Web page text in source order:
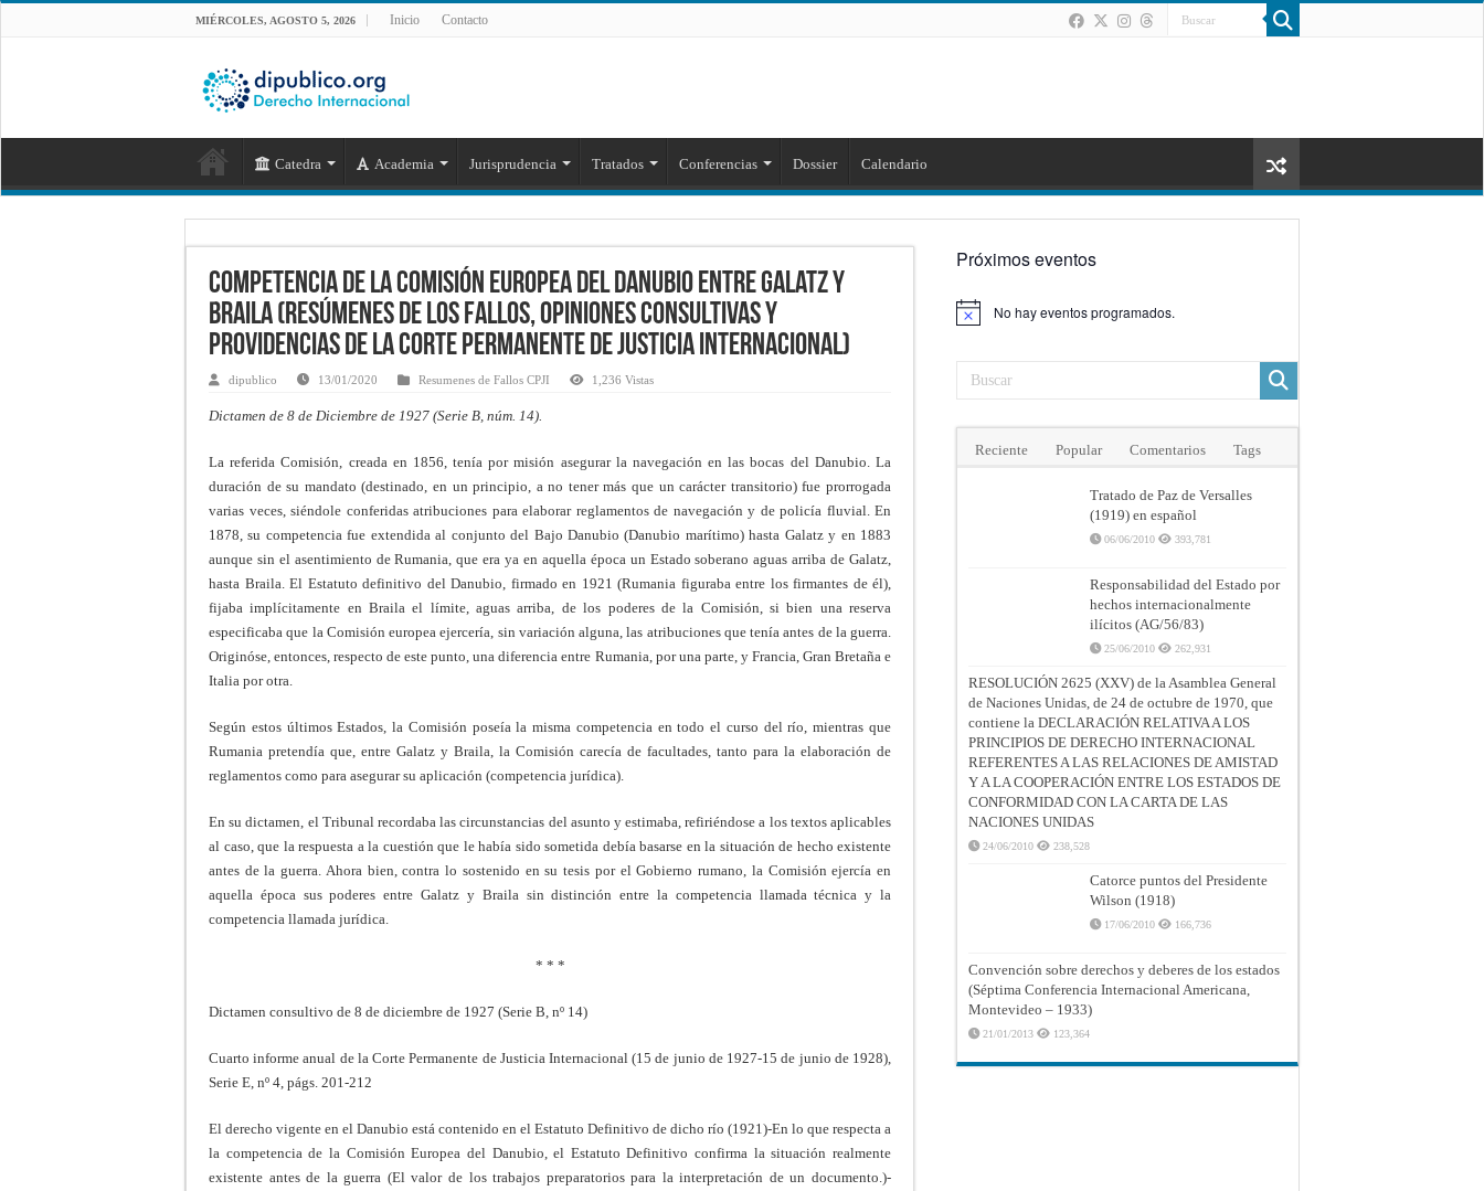
MIÉRCOLES, AGOSTO 5, 2026 Inicio Contacto
Catedra Academia Jurisprudencia Tratados Conferencias Dossier Calendario
Competencia de la Comisión europea del Danubio entre Galatz y
Braila (Resúmenes de los fallos, opiniones consultivas y
providencias de la Corte Permanente de Justicia Internacional)
dipublico 13/01/2020 Resumenes de Fallos CPJI 1,236 Vistas
Dictamen de 8 de Diciembre de 1927 (Serie B, núm. 14).
La referida Comisión, creada en 1856, tenía por misión asegurar la navegación en las bocas del Danubio. La
duración de su mandato (destinado, en un principio, a no tener más que un carácter transitorio) fue prorrogada
varias veces, siéndole conferidas atribuciones para elaborar reglamentos de navegación y de policía fluvial. En
1878, su competencia fue extendida al conjunto del Bajo Danubio (Danubio marítimo) hasta Galatz y en 1883
aunque sin el asentimiento de Rumania, que era ya en aquella época un Estado soberano aguas arriba de Galatz,
hasta Braila. El Estatuto definitivo del Danubio, firmado en 1921 (Rumania figuraba entre los firmantes de él),
fijaba implícitamente en Braila el límite, aguas arriba, de los poderes de la Comisión, si bien una reserva
especificaba que la Comisión europea ejercería, sin variación alguna, las atribuciones que tenía antes de la guerra.
Originóse, entonces, respecto de este punto, una diferencia entre Rumania, por una parte, y Francia, Gran Bretaña e
Italia por otra.
Según estos últimos Estados, la Comisión poseía la misma competencia en todo el curso del río, mientras que
Rumania pretendía que, entre Galatz y Braila, la Comisión carecía de facultades, tanto para la elaboración de
reglamentos como para asegurar su aplicación (competencia jurídica).
En su dictamen, el Tribunal recordaba las circunstancias del asunto y estimaba, refiriéndose a los textos aplicables
al caso, que la respuesta a la cuestión que le había sido sometida debía basarse en la situación de hecho existente
antes de la guerra. Ahora bien, contra lo sostenido en su tesis por el Gobierno rumano, la Comisión ejercía en
aquella época sus poderes entre Galatz y Braila sin distinción entre la competencia llamada técnica y la
competencia llamada jurídica.
* * *
Dictamen consultivo de 8 de diciembre de 1927 (Serie B, nº 14)
Cuarto informe anual de la Corte Permanente de Justicia Internacional (15 de junio de 1927-15 de junio de 1928),
Serie E, nº 4, págs. 201-212
El derecho vigente en el Danubio está contenido en el Estatuto Definitivo de dicho río (1921)-En lo que respecta a
la competencia de la Comisión Europea del Danubio, el Estatuto Definitivo confirma la situación realmente
existente antes de la guerra (El valor de los trabajos preparatorios para la interpretación de un documento.)-
Próximos eventos
Aviso No hay eventos programados.
Reciente Popular Comentarios Tags
Tratado de Paz de Versalles
(1919) en español
06/06/2010 393,781
Responsabilidad del Estado por
hechos internacionalmente
ilícitos (AG/56/83)
25/06/2010 262,931
RESOLUCIÓN 2625 (XXV) de la Asamblea General
de Naciones Unidas, de 24 de octubre de 1970, que
contiene la DECLARACIÓN RELATIVA A LOS
PRINCIPIOS DE DERECHO INTERNACIONAL
REFERENTES A LAS RELACIONES DE AMISTAD
Y A LA COOPERACIÓN ENTRE LOS ESTADOS DE
CONFORMIDAD CON LA CARTA DE LAS
NACIONES UNIDAS
24/06/2010 238,528
Catorce puntos del Presidente
Wilson (1918)
17/06/2010 166,736
Convención sobre derechos y deberes de los estados
(Séptima Conferencia Internacional Americana,
Montevideo – 1933)
21/01/2013 123,364